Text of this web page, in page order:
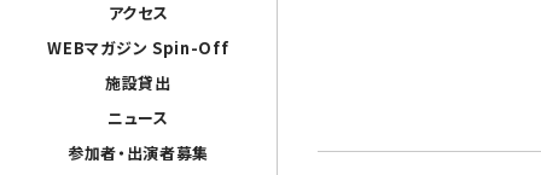
アクセス
WEBマガジン Spin-Off
施設貸出
ニュース
参加者・出演者募集